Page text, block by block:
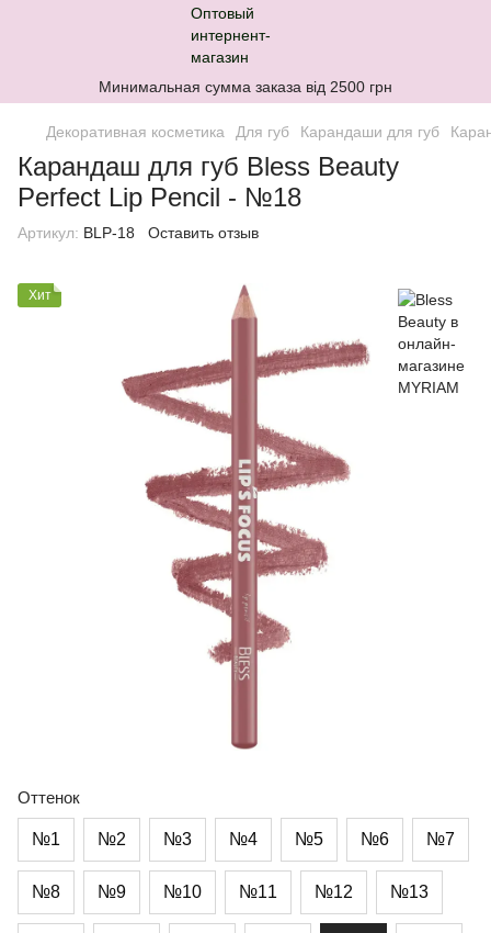
Минимальная сумма заказа від 2500 грн
Декоративная косметика Для губ Карандаши для губ
Карандаш для губ Bless Beauty
Perfect Lip Pencil - №18
Артикул: BLP-18 Оставить отзыв
Хит
Оттенок
№1 №2 №3 №4 №5 №6 №7
№8 №9 №10 №11 №12 №13